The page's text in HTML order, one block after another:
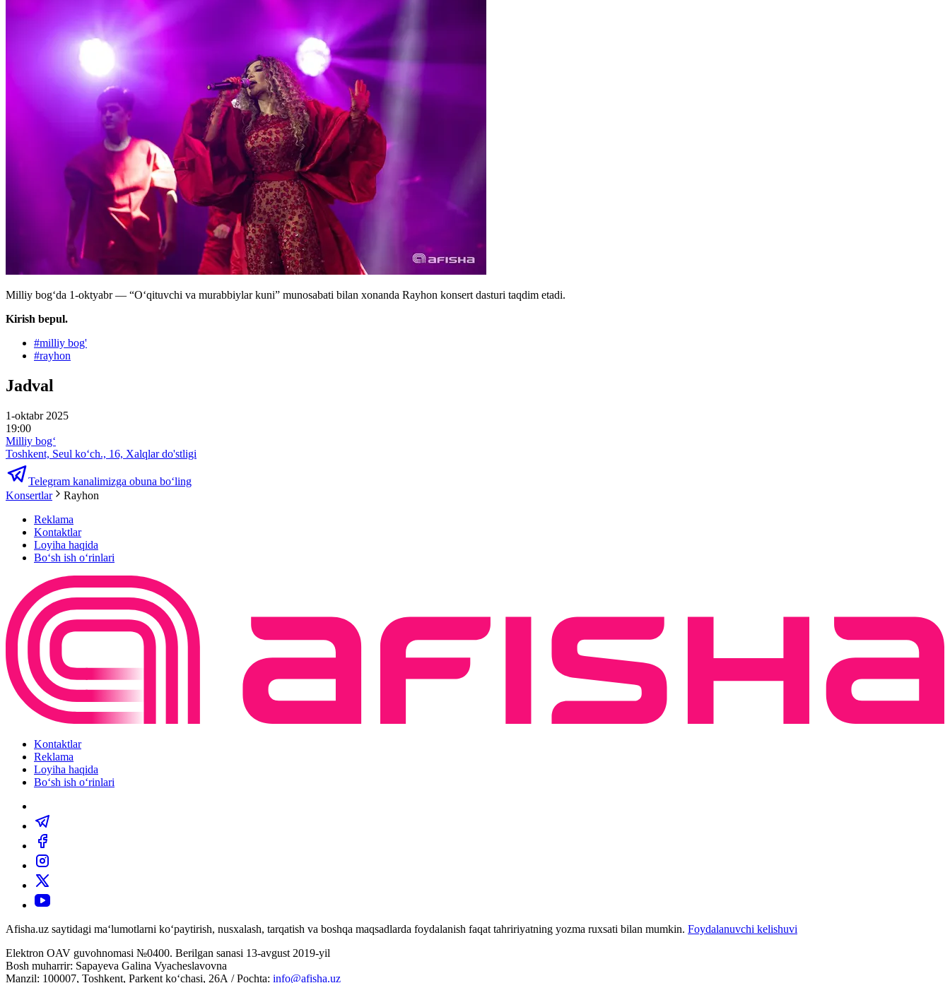
Milliy bogʻda 1-oktyabr — “O‘qituvchi va murabbiylar kuni” munosabati bilan xonanda Rayhon konsert dasturi taqdim etadi.
Kirish bepul.
#milliy bog'
#rayhon
Jadval
1-oktabr 2025
19:00
Milliy bog‘
Toshkent, Seul ko‘ch., 16, Xalqlar do'stligi
Telegram kanalimizga obuna bo‘ling
Konsertlar
Rayhon
Reklama
Kontaktlar
Loyiha haqida
Bo‘sh ish o‘rinlari
Kontaktlar
Reklama
Loyiha haqida
Bo‘sh ish o‘rinlari
Afisha.uz saytidagi ma‘lumotlarni ko‘paytirish, nusxalash, tarqatish va boshqa maqsadlarda foydalanish faqat tahririyatning yozma ruxsati bilan mumkin. Foydalanuvchi kelishuvi
Elektron OAV guvohnomasi №0400. Berilgan sanasi 13-avgust 2019-yil
Bosh muharrir: Sapayeva Galina Vyacheslavovna
Manzil: 100007, Toshkent, Parkent ko‘chasi, 26А / Pochta: info@afisha.uz